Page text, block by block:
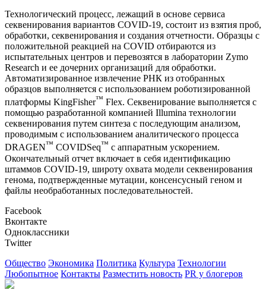
Технологический процесс, лежащий в основе сервиса
секвенирования вариантов COVID-19, состоит из взятия проб,
обработки, секвенирования и создания отчетности. Образцы с
положительной реакцией на COVID отбираются из
испытательных центров и перевозятся в лаборатории Zymo
Research и ее дочерних организаций для обработки.
Автоматизированное извлечение РНК из отобранных
образцов выполняется с использованием роботизированной
платформы KingFisher™ Flex. Секвенирование выполняется с
помощью разработанной компанией Illumina технологии
секвенирования путем синтеза с последующим анализом,
проводимым с использованием аналитического процесса
DRAGEN™ COVIDSeq™ с аппаратным ускорением.
Окончательный отчет включает в себя идентификацию
штаммов COVID-19, широту охвата модели секвенирования
генома, подтвержденные мутации, консенсусный геном и
файлы необработанных последовательностей.
Facebook
Вконтакте
Одноклассники
Twitter
Общество Экономика Политика Культура Технологии
Любопытное Контакты Разместить новость PR у блогеров